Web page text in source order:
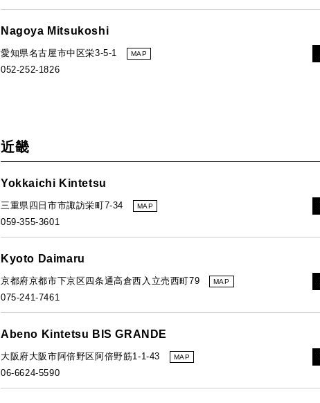
Nagoya Mitsukoshi
愛知県名古屋市中区栄3-5-1 MAP
052-252-1826
近畿
Yokkaichi Kintetsu
三重県四日市市諏訪栄町7-34 MAP
059-355-3601
Kyoto Daimaru
京都府京都市下京区四条通高倉西入立売西町79 MAP
075-241-7461
Abeno Kintetsu BIS GRANDE
大阪府大阪市阿倍野区阿倍野筋1-1-43 MAP
06-6624-5590